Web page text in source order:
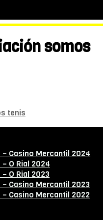
somos
Casino Mercantil 2024
O Rial 2024
O Rial 2023
Casino Mercantil 2023
Casino Mercantil 2022